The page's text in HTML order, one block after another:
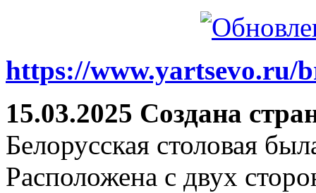
https://www.yartsevo.ru/
15.03.2025 Создана
Белорусская столовая
Расположена с двух